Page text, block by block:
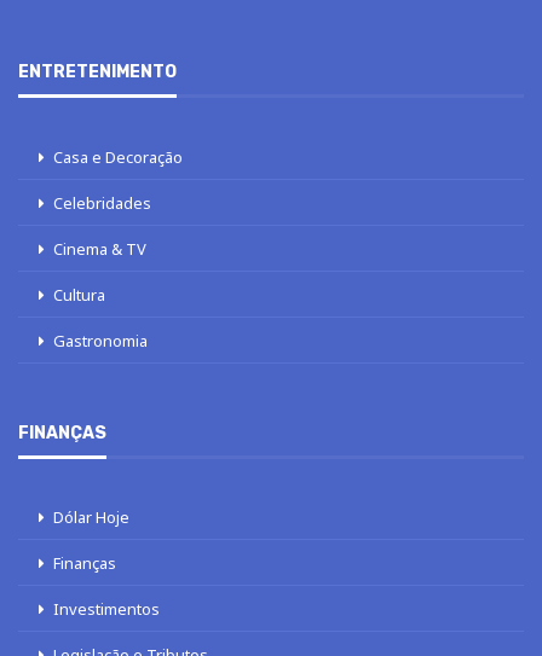
ENTRETENIMENTO
Casa e Decoração
Celebridades
Cinema & TV
Cultura
Gastronomia
FINANÇAS
Dólar Hoje
Finanças
Investimentos